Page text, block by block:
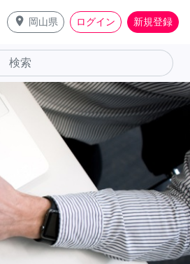
place 岡山県 ログイン 新規登録